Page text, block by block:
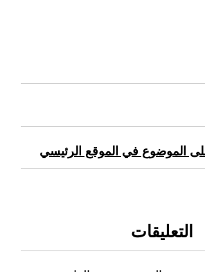
الموضوع في الموقع الرئيسي
التعليقات